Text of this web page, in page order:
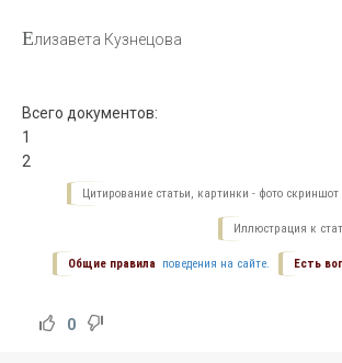
Елизавета Кузнецова
Всего документов:
1
2
Цитирование статьи, картинки - фото скриншот
Иллюстрация к
Есть
Общие правила поведения на сайте.
0